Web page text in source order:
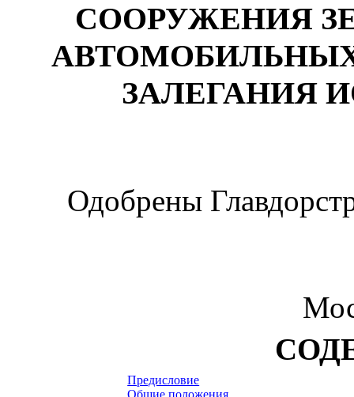
СООРУЖЕНИЯ
ЗАЛЕГАНИЯ
Одобрены
Предисловие
Общие положения